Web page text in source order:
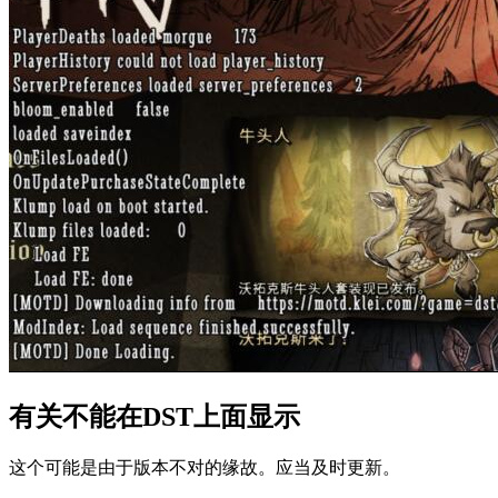
有关不能在DST上面显示
这个可能是由于版本不对的缘故。应当及时更新。